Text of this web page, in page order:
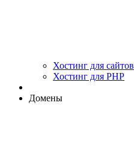
Хостинг для сайтов
Хостинг для PHP
Домены